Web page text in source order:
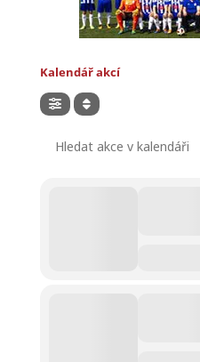
Kalendář akcí